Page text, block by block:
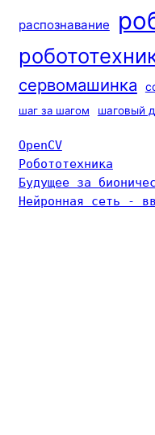
распознавание
сервомашинка
шаг за шагом шаговый
OpenCV
Робототехника
Будущее за
Нейронная сеть -